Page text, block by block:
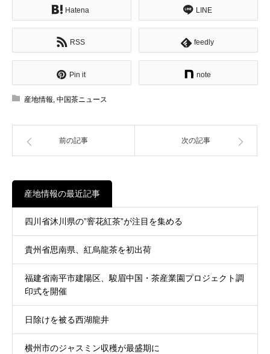
Hatena LINE
RSS feedly
Pin it note
産地情報, 中国茶ニュース
前の記事 次の記事
産地情報の最近記事
四川省沐川県の”窨花紅茶”が注目を集める
貴州省思南県、紅烏龍茶を初出荷
福建省南平市建陽区、駿眉中国・茶産業園プロジェクト調
印式を開催
日除けを被る西湖龍井
横州市のジャスミン収穫が最盛期に